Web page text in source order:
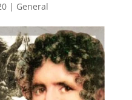
| General